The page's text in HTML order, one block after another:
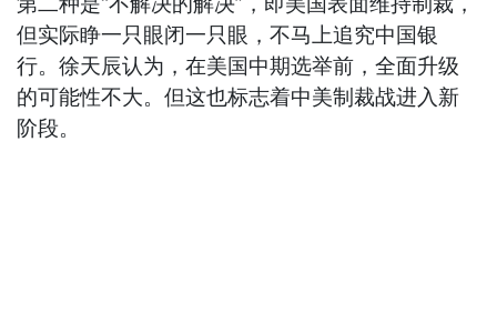
但实际睁一只眼闭一只眼，不马上追究中国银
行。徐天辰认为，在美国中期选举前，全面升级
的可能性不大。但这也标志着中美制裁战进入新
阶段。